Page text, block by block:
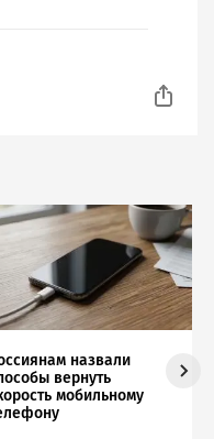
назвали
вернуть
мобильному